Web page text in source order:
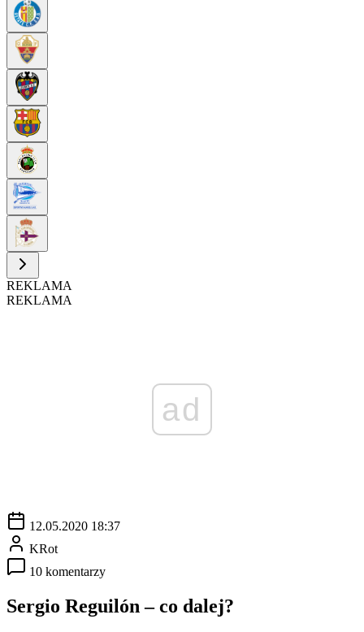
REKLAMA
REKLAMA
ad
12.05.2020 18:37
KRot
10 komentarzy
Sergio Reguilón – co dalej?